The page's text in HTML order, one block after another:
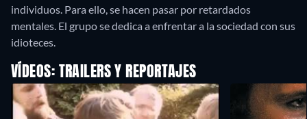
individuos. Para ello, se hacen pasar por retardados
mentales. El grupo se dedica a enfrentar a la sociedad con sus
idioteces.
VÍDEOS: TRAILERS Y REPORTAJES